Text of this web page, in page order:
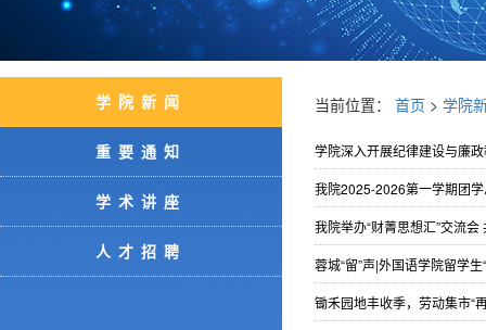
学院新闻
重要通知
学术讲座
人才招聘
当前位置： 首页 > 学院
学院深入开展纪律建设与廉
我院2025-2026第一学期团
我院举办“财菁思想汇”交流
蓉城“留”声|外国语学院留学
锄禾园地丰收季，劳动集市“